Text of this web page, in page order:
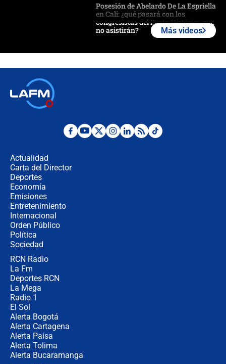
Posesión de Abelardo De La Espriella
en Cali: ¿qué pasará con los
congresistas del Pacto Histórico que
no asistirán?
crece el pulso por la elección del
¿Por qué De la Espriella gobernará
Más videos
Actualidad
Carta del Director
Deportes
Economía
Emisiones
Entretenimiento
Internacional
Orden Público
Política
Sociedad
RCN Radio
La Fm
Deportes RCN
La Mega
Radio 1
El Sol
Alerta Bogotá
Alerta Cartagena
Alerta Paisa
Alerta Tolima
Alerta Bucaramanga